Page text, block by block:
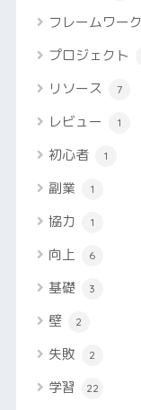
フレームワーク
プロジェクト
リソース 7
レビュー 1
初心者 1
副業 1
協力 1
向上 6
基礎 3
壁 2
失敗 2
学習 22